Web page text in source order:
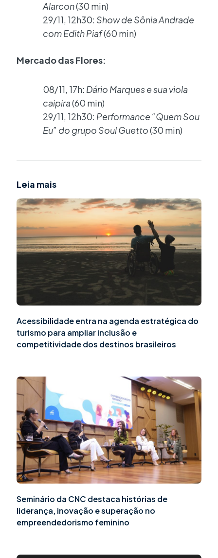
Alarcon(30 min)
29/11, 12h30: Show de Sônia Andrade
com Edith Piaf(60 min)
Mercado das Flores:
08/11, 17h: Dário Marques e sua viola
caipira(60 min)
29/11, 12h30: Performance “Quem Sou
Eu” do grupo Soul Guetto(30 min)
Leia mais
Acessibilidade entra na agenda estratégica do
turismo para ampliar inclusão e
competitividade dos destinos brasileiros
Seminário da CNC destaca histórias de
liderança, inovação e superação no
empreendedorismo feminino